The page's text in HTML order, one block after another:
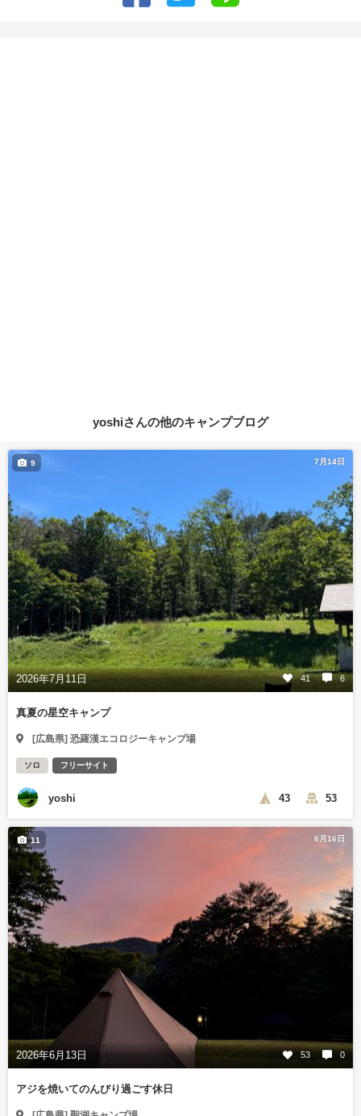
yoshiさんの他のキャンプブログ
7月14日
2026年7月11日 41 6
9
真夏の星空キャンプ
[広島県] 恐羅漢エコロジーキャンプ場
ソロ フリーサイト
yoshi 43 53
6月16日
2026年6月13日 53 0
11
アジを焼いてのんびり過ごす休日